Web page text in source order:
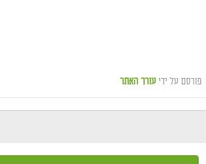
פורסם על ידי עורך האתר